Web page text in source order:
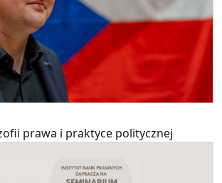
prawa i praktyce politycznej